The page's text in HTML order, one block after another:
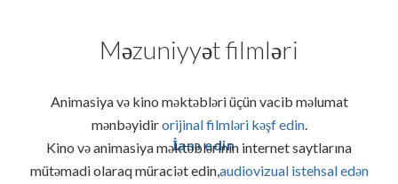
İanə edin
Məzuniyyət filmləri
Animasiya və kino məktəbləri üçün vacib məlumat
mənbəyidirorijinal filmləri kəşf edin.
Kino və animasiya məktəblərinin internet saytlarına
mütəmadi olaraq müraciət edin,audiovizual istehsal edən